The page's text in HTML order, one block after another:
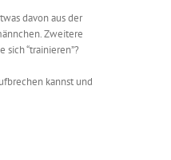
davon aus der
Zweitere
“trainieren”?
kannst und